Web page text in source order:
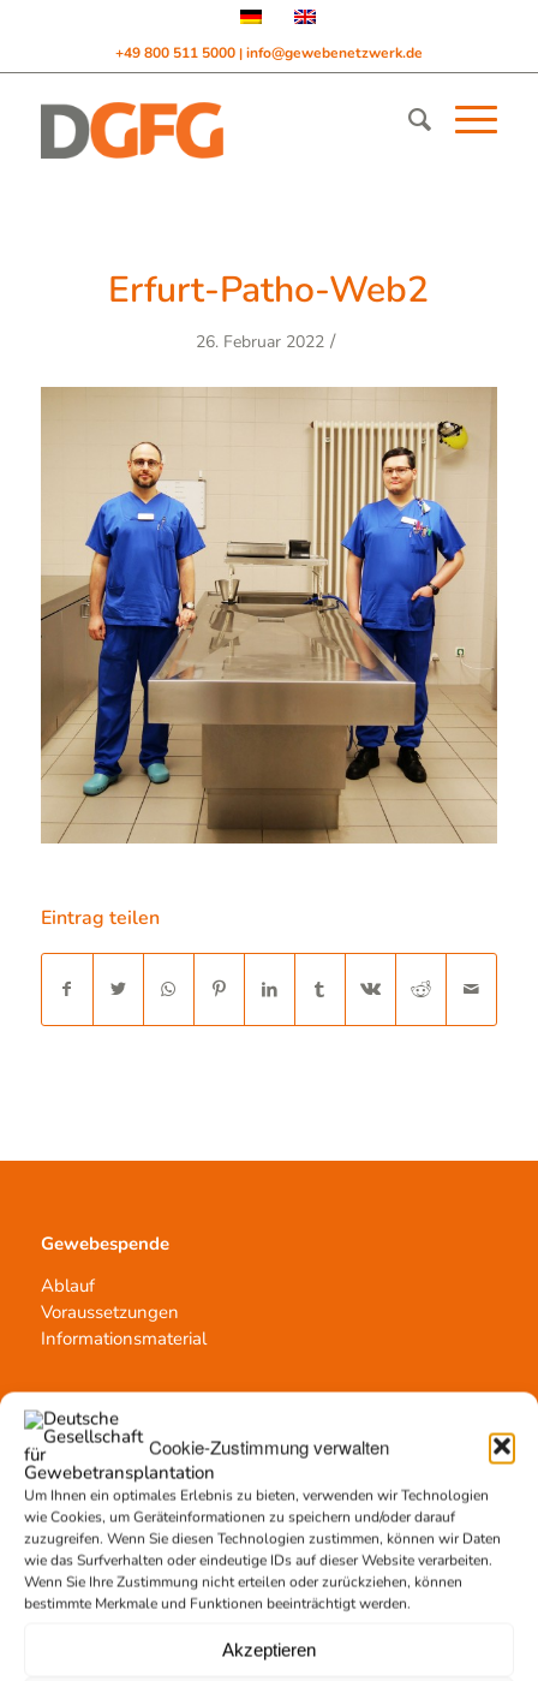
Cookie-Zustimmung verwalten
Um Ihnen ein optimales Erlebnis zu bieten, verwenden wir Technologien
wie Cookies, um Geräteinformationen zu speichern und/oder darauf
zuzugreifen. Wenn Sie diesen Technologien zustimmen, können wir Daten
wie das Surfverhalten oder eindeutige IDs auf dieser Website verarbeiten.
Wenn Sie Ihre Zustimmung nicht erteilen oder zurückziehen, können
bestimmte Merkmale und Funktionen beeinträchtigt werden.
Akzeptieren
+49 800 511 5000 | info@gewebenetzwerk.de
Erfurt-Patho-Web2
26. Februar 2022 /
Eintrag teilen
Gewebespende
Ablauf
Voraussetzungen
Informationsmaterial
Kontakt
Team Hannover
Spendestandorte
Vermittlungsstelle